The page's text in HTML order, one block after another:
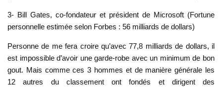
3- Bill Gates, co-fondateur et président de Microsoft (Fortune
personnelle estimée selon Forbes : 56 milliards de dollars)
Personne de me fera croire qu’avec 77,8 milliards de dollars, il
est impossible d’avoir une garde-robe avec un minimum de bon
gout. Mais comme ces 3 hommes et de manière générale les
12 autres du classement ont fondés et dirigent des